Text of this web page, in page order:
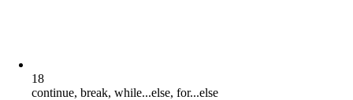
18
continue, break, while...else, for...else